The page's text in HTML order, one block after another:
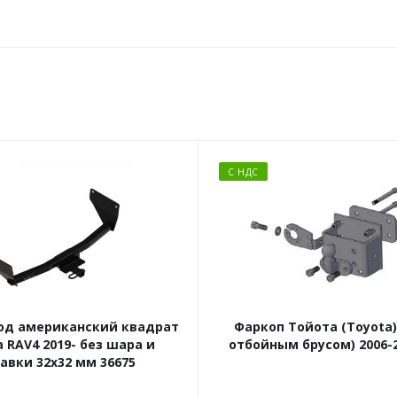
американский квадрат
RAV4 2019- без шара и
32x32 мм 36675
С НДС
Фаркоп Тойота
отбойным брусом) 2006-